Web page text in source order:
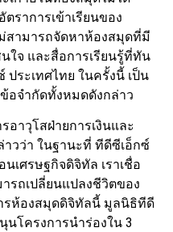
ราการเข้าเรียนของ
ม่สามารถจัดหาห้องสมุดที่มี
ใจ และสื่อการเรียนรู้ที่ทัน
ระเทศไทย ในครั้งนี้ เป็น
อจำกัดทั้งหมดดังกล่าว
อาวุโสฝ่ายการเงินและ
วว่า ในฐานะที่ ทีดีซีเอ็กซ์
เศรษฐกิจดิจิทัล เราเชื่อ
รถเปลี่ยนแปลงชีวิตของ
รห้องสมุดดิจิทัลนี้ มูลนิธิทีดี
โครงการนำร่องใน 3